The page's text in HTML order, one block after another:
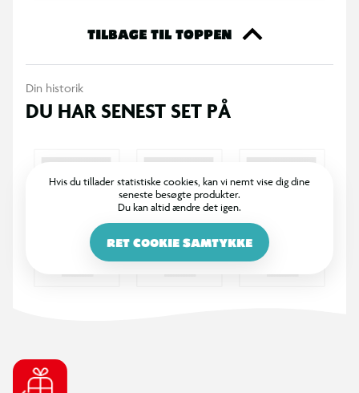
Havkat i havuniverset
Gabby med sine venner
Gabby-karaktererne i den eventyrlige have
Perfekt til aktiv leg, hvor børn kan kaste, trille og sparke, mens
fantasien får frit spil i selskab med deres yndlingsfigurer.
TILBAGE TIL TOPPEN
Din historik
DU HAR SENEST SET PÅ
Hvis du tillader statistiske cookies, kan vi nemt vise dig dine
seneste besøgte produkter.
Du kan altid ændre det igen.
RET COOKIE SAMTYKKE